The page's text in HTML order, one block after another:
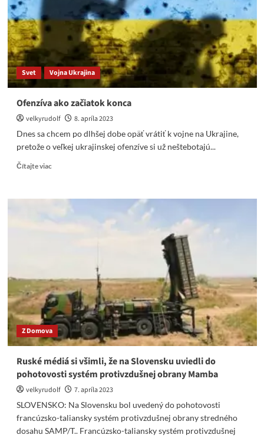
naprázdno
—
neúspešná
návšteva
Číny
môže
rozkývať
Svet Vojna Ukrajina
Ofenzíva ako začiatok konca
velkyrudolf
8. apríla 2023
Dnes sa chcem po dlhšej dobe opäť vrátiť k vojne na Ukrajine,
pretože o veľkej ukrajinskej ofenzíve si už neštebotajú...
Čítajte viacRead
Ofenzíva
začiatok
Z Domova
Ruské médiá si všimli, že na Slovensku uviedli do
pohotovosti systém protivzdušnej obrany Mamba
velkyrudolf
7. apríla 2023
SLOVENSKO: Na Slovensku bol uvedený do pohotovosti
francúzsko-taliansky systém protivzdušnej obrany stredného
dosahu SAMP/T.. Francúzsko-taliansky systém protivzdušnej